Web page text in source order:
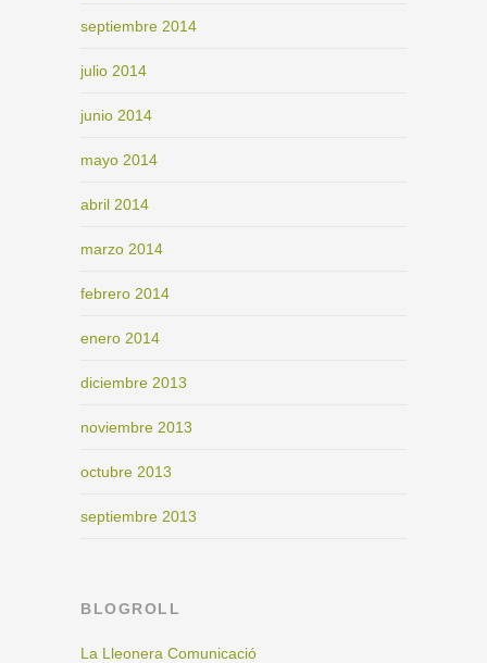
septiembre 2014
julio 2014
junio 2014
mayo 2014
abril 2014
marzo 2014
febrero 2014
enero 2014
diciembre 2013
noviembre 2013
octubre 2013
septiembre 2013
BLOGROLL
La Lleonera Comunicació